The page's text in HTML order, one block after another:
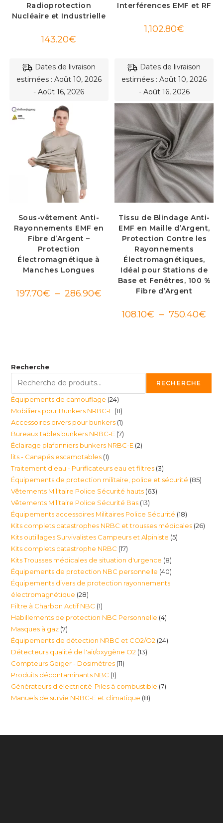
Radioprotection
Nucléaire et Industrielle
143.20€
Interférences EMF et RF
1,102.80€
Dates de livraison
estimées : Août 10, 2026
- Août 16, 2026
Sous-vêtement Anti-
Rayonnements EMF en
Fibre d’Argent –
Protection
Électromagnétique à
Manches Longues
197.70€ – 286.90€Plage
de
197.70€
Dates de livraison
estimées : Août 10, 2026
- Août 16, 2026
Tissu de Blindage Anti-
EMF en Maille d’Argent,
Protection Contre les
Rayonnements
Électromagnétiques,
Idéal pour Stations de
Base et Fenêtres, 100 %
Fibre d’Argent
108.10€ – 750.40€
Recherche
RECHERCHE
Équipements de camouflage 2424
produits
Mobiliers pour Bunkers NRBC-E 1111
produits
Accessoires divers pour bunkers 11
produit
Bureaux tables bunkers NRBC-E 77
produits
Éclairage plafonniers bunkers NRBC-E 22
lits - Canapés escamotables 11
produit
Traitement d'eau - Purificateurs eau et filtres 33
produits
Équipements de protection militaire, police et sécurité 8585
Vêtements Militaire Police Sécurité hauts 6363
Vêtements Militaire Police Sécurité Bas 1313
produits
Équipements accessoires Militaires Police Sécurité 1818
produits
Kits complets catastrophes NRBC et trousses médicales 2626
Kits outillages Survivalistes Campeurs et Alpiniste 55
Kits complets catastrophe NRBC 1717
produits
Kits Trousses médicales de situation d'urgence 88
produits
Équipements de protection NBC personnelle 4040
produits
Équipements divers de protection rayonnements
électromagnétique 2828
produits
Filtre à Charbon Actif NBC 11
produit
Habillements de protection NBC Personnelle 44
Masques à gaz 77
produits
Équipements de détection NRBC et CO2/O2 2424
Détecteurs qualité de l'air/oxygène O2 1313
Compteurs Geiger - Dosimètres 1111
Produits décontaminants NBC 11
produit
Générateurs d'électricité-Piles à combustible 77
Manuels de survie NRBC-E et climatique 88